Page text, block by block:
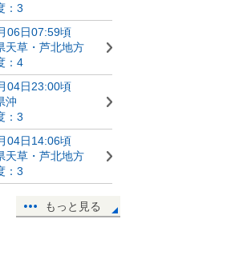
：3
06日07:59頃
天草・芦北地方
：4
04日23:00頃
沖
：3
04日14:06頃
天草・芦北地方
：3
もっと見る